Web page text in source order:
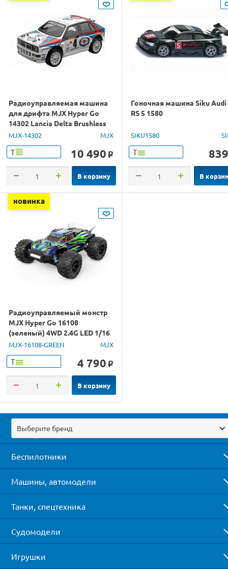
Радиоуправляемая машина
для дрифта MJX Hyper Go
14302 Lancia Delta Brushless
4WD 2.4G LED 1/14 RTR
MJX-14302 MJX
Т 10 490 o
В корзину
Гоночная машина Siku Audi
RS 5 1580
SIKU1580
Т 839
В
новинка
Радиоуправляемый монстр
MJX Hyper Go 16108
(зеленый) 4WD 2.4G LED 1/16
RTR
MJX-16108-GREEN MJX
Т 4 790 o
В корзину
Выберите бренд
Беспилотники
Машины, автомодели
Танки, спецтехника
Судомодели
Игрушки